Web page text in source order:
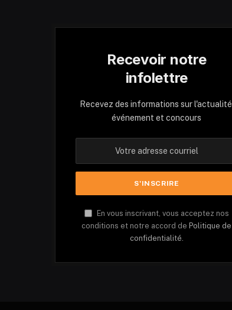
Recevoir notre
infolettre
Recevez des informations sur l'actualité,
événement et concours
En vous inscrivant, vous acceptez nos
conditions et notre accord dePolitique de
confidentialité.